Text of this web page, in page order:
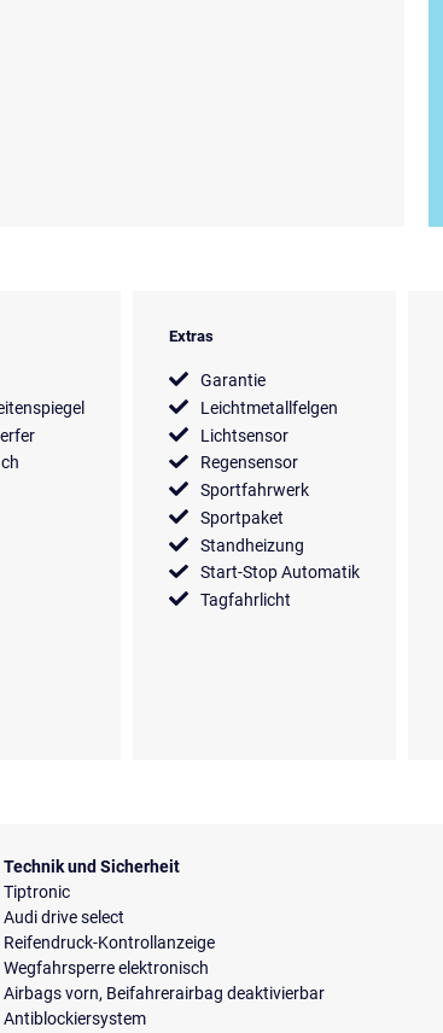
Extras
Garantie
Leichtmetallfelgen
Lichtsensor
Regensensor
Sportfahrwerk
Sportpaket
Standheizung
Start-Stop Automatik
Tagfahrlicht
Technik und Sicherheit
Tiptronic
Audi drive select
Reifendruck-Kontrollanzeige
Wegfahrsperre elektronisch
Airbags vorn, Beifahrerairbag deaktivierbar
Antiblockiersystem